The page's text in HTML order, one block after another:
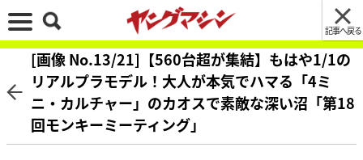
記事へ戻る
[画像 No.13/21]【560台超が集結】もはや1/1の
リアルプラモデル！大人が本気でハマる「4ミ
ニ・カルチャー」のカオスで素敵な深い沼「第18
回モンキーミーティング」